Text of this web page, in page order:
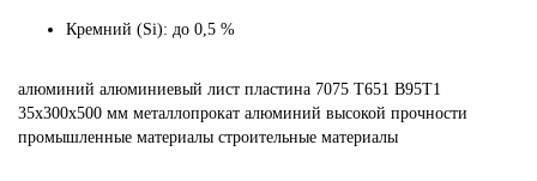
Кремний (Si): до 0,5 %
алюминий алюминиевый лист пластина 7075 Т651 В95Т1
35х300х500 мм металлопрокат алюминий высокой прочности
промышленные материалы строительные материалы